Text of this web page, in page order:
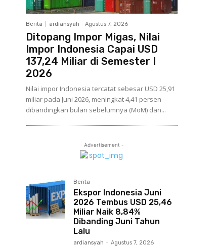
Berita ardiansyah - Agustus 7, 2026
Ditopang Impor Migas, Nilai
Impor Indonesia Capai USD
137,24 Miliar di Semester I
2026
Nilai impor Indonesia tercatat sebesar USD 25,91
miliar pada Juni 2026, meningkat 4,41 persen
dibandingkan bulan sebelumnya (MoM) dan...
- Advertisement -
Berita
Ekspor Indonesia Juni
2026 Tembus USD 25,46
Miliar Naik 8,84%
Dibanding Juni Tahun
Lalu
ardiansyah - Agustus 7, 2026